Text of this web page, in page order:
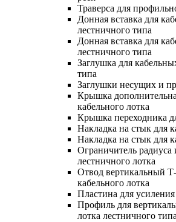
Траверса для
Донная вставка для
лестничного типа
Донная вставка для
лестничного типа
Заглушка для
типа
Заглушки несущих и
Крышка
кабельного лотка
Крышка переходника
Накладка на стык для
Накладка на стык для
Ограничитель радиуса
лестничного лотка
Отвод вертикальный
кабельного лотка
Пластина для
Профиль для
лотка лестничного